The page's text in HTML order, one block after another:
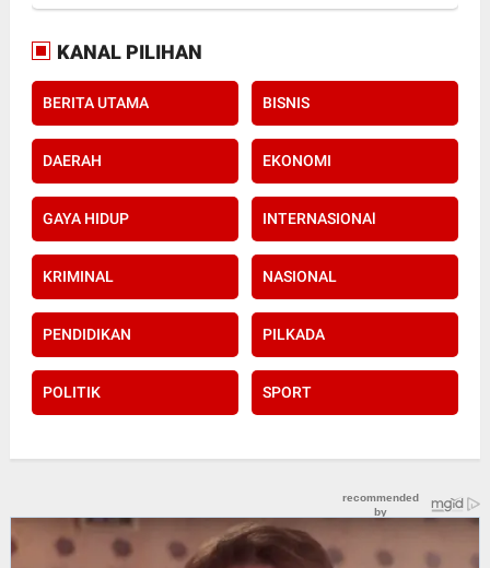
KANAL PILIHAN
BERITA UTAMA BISNIS
DAERAH EKONOMI
GAYA HIDUP INTERNASIONAl
KRIMINAL NASIONAL
PENDIDIKAN PILKADA
POLITIK SPORT